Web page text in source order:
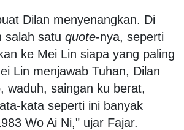
Dilan menyenangkan. Di
salah satu quote-nya, seperti
ke Mei Lin siapa yang paling
Lin menjawab Tuhan, Dilan
waduh, saingan ku berat,
kata seperti ini banyak
Wo Ai Ni," ujar Fajar.